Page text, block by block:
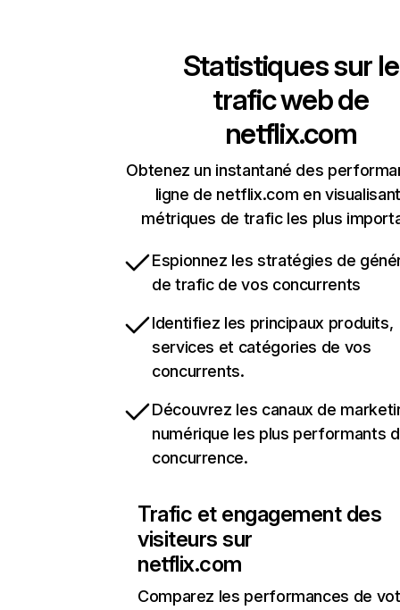
Statistiques sur le
trafic web de
netflix.com
Obtenez un instantané des
ligne de netflix.com en
métriques de trafic les plus
Espionnez les stratégies de
de trafic de vos concurrents
Identifiez les principaux produits,
services et catégories de vos
concurrents.
Découvrez les canaux de
numérique les plus performants
concurrence.
Trafic et engagement des
visiteurs sur
netflix.com
Comparez les performances de